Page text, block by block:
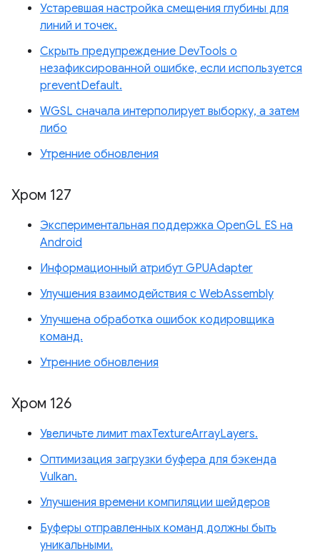
Устаревшая настройка смещения глубины для
линий и точек.
Скрыть предупреждение DevTools о
незафиксированной ошибке, если используется
preventDefault.
WGSL сначала интерполирует выборку, а затем
либо
Утренние обновления
Хром 127
Экспериментальная поддержка OpenGL ES на
Android
Информационный атрибут GPUAdapter
Улучшения взаимодействия с WebAssembly
Улучшена обработка ошибок кодировщика
команд.
Утренние обновления
Хром 126
Увеличьте лимит maxTextureArrayLayers.
Оптимизация загрузки буфера для бэкенда
Vulkan.
Улучшения времени компиляции шейдеров
Буферы отправленных команд должны быть
уникальными.